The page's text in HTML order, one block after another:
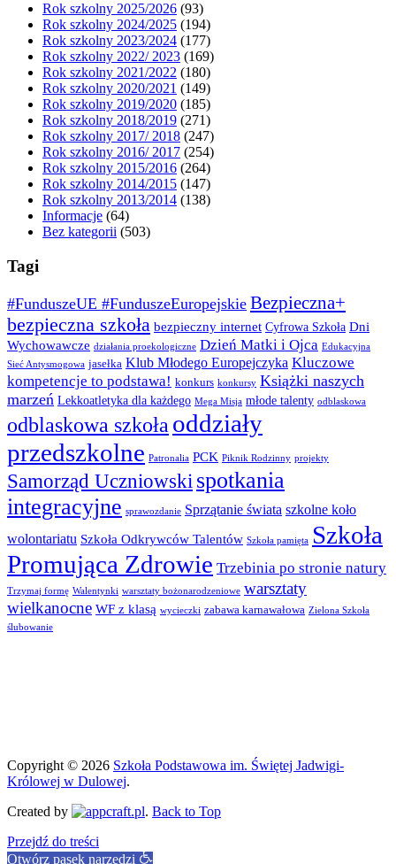
Rok szkolny 2025/2026 (93)
Rok szkolny 2024/2025 (194)
Rok szkolny 2023/2024 (177)
Rok szkolny 2022/ 2023 (169)
Rok szkolny 2021/2022 (180)
Rok szkolny 2020/2021 (149)
Rok szkolny 2019/2020 (185)
Rok szkolny 2018/2019 (271)
Rok szkolny 2017/ 2018 (247)
Rok szkolny 2016/ 2017 (254)
Rok szkolny 2015/2016 (264)
Rok szkolny 2014/2015 (147)
Rok szkolny 2013/2014 (138)
Informacje (64)
Bez kategorii (503)
Tagi
#FunduszeUE #FunduszeEuropejskie Bezpieczna+
bezpieczna szkoła bezpieczny internet Cyfrowa Szkoła Dni
Wychowawcze działania proekologiczne Dzień Matki i Ojca Edukacyjna
Sieć Antysmogowa jasełka Klub Młodego Europejczyka Kluczowe
kompetencje to podstawa! konkurs konkursy Książki naszych
marzeń Lekkoatletyka dla każdego Mega Misja młode talenty odblaskowa
odblaskowa szkoła oddziały
przedszkolne Patronalia PCK Piknik Rodzinny projekty
Samorząd Uczniowski spotkania
integracyjne sprawozdanie Sprzątanie świata szkolne koło
wolontariatu Szkoła Odkrywców Talentów Szkoła pamięta Szkoła
Promująca Zdrowie Trzebinia po stronie natury
Trzymaj formę Walentynki warsztaty bożonarodzeniowe warsztaty
wielkanocne WF z klasą wycieczki zabawa karnawałowa Zielona Szkoła
ślubowanie
Copyright © 2026 Szkoła Podstawowa im. Świętej Jadwigi-
Królowej w Dulowej.
Created by
. Back to Top
Przejdź do treści
Otwórz pasek narzędzi